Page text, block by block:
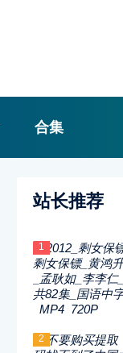
合集
站长推荐
1
2